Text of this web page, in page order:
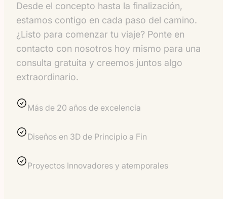
Desde el concepto hasta la finalización,
estamos contigo en cada paso del camino.
¿Listo para comenzar tu viaje? Ponte en
contacto con nosotros hoy mismo para una
consulta gratuita y creemos juntos algo
extraordinario.
Más de 20 años de excelencia
Diseños en 3D de Principio a Fin
Proyectos Innovadores y atemporales